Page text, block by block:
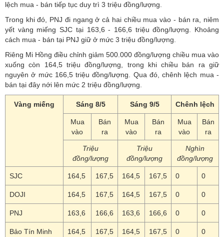
lệch mua - bán tiếp tục duy trì 3 triệu đồng/lượng.
Trong khi đó, PNJ đi ngang ở cả hai chiều mua vào - bán ra, niêm
yết vàng miếng SJC tại 163,6 - 166,6 triệu đồng/lượng. Khoảng
cách mua - bán tại PNJ giữ ở mức 3 triệu đồng/lượng.
Riêng Mi Hồng điều chỉnh giảm 500.000 đồng/lượng chiều mua vào
xuống còn 164,5 triệu đồng/lượng, trong khi chiều bán ra giữ
nguyên ở mức 166,5 triệu đồng/lượng. Qua đó, chênh lệch mua -
bán tại đây nới lên mức 2 triệu đồng/lượng.
Vàng miếng Sáng 8/5 Sáng 9/5 Chênh lệch
Mua
vào
Bán
ra
Mua
vào
Bán
ra
Mua
vào
Bán
ra
Triệu
đồng/lượng
Triệu
đồng/lượng
Nghìn
đồng/lượng
SJC 164,5 167,5 164,5 167,5 0 0
DOJI 164,5 167,5 164,5 167,5 0 0
PNJ 163,6 166,6 163,6 166,6 0 0
Bảo Tín Minh
164,5 167,5 164,5 167,5 0 0